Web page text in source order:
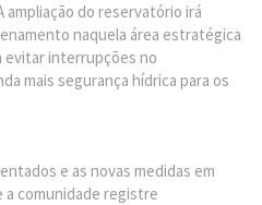
ampliação do reservatório irá
naquela área estratégica
evitar interrupções no
mais segurança hídrica para os
e as novas medidas em
comunidade registre